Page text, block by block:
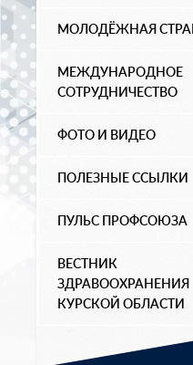
МОЛОДЁЖНАЯ
МЕЖДУНАРОДНОЕ
СОТРУДНИЧЕСТВО
ФОТО И ВИДЕО
ПОЛЕЗНЫЕ ССЫЛКИ
ПУЛЬС ПРОФСОЮЗА
ВЕСТНИК
ЗДРАВООХРАНЕНИЯ
КУРСКОЙ ОБЛАСТИ